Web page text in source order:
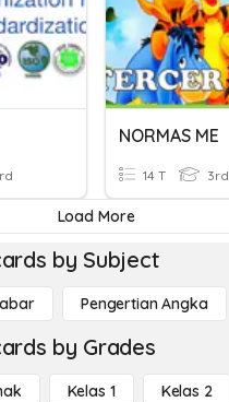
NORMAS ME
14 T 3rd
Load More
by Subject
Pengertian Angka
by Grades
Kelas 1 Kelas 2